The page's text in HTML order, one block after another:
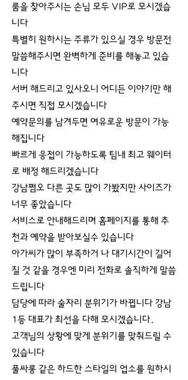
룸을 찾아주시는 손님 모두 VIP로 모시겠습
니다
특별히 원하시는 주류가 있으실 경우 방문전
말씀해주시면 완벽하게 준비를 해놓고 있습
니다
서버 해드리고 있사오니 어디든 이야기만 해
주시면 직접 모시겠습니다
예약문의를 남겨두면 여유로운 방문이 가능
해집니다
빠르게 응접이 가능하도록 팀내 최고 웨이터
로 배정 해드리겠습니다
강남쩜오 다른 곳도 많이 가봤지만 사이즈가
너무 좋았습니다
서비스로 안내해드리며 홈페이지를 통해 추
천과 예약을 받아보실수 있습니다
아가씨가 많이 부족하거 나 대기시간이 길어
질 것 같을 경우엔 미리 전화로 솔직하게 말씀
드립니다
담당에 따라 술자리 분위기가 바뀝니다 강남
1등 대표가 최선을 다해 모시겠습니다.
고객님의 상황에 맞게 분위기를 맞춰드릴 수
있습니다
풀싸롱 같은 하드한 스타일의 업소를 원하시